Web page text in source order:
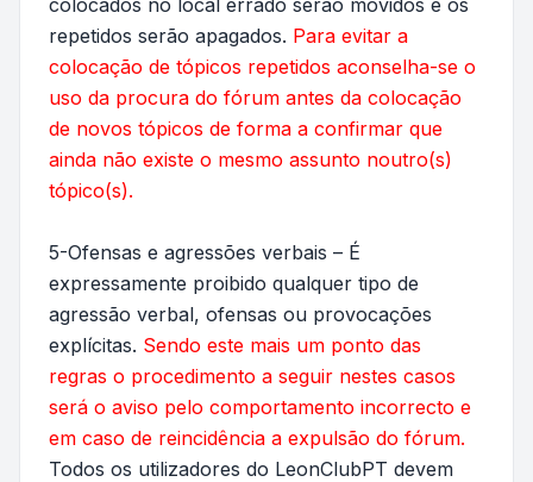
colocados no local errado serão movidos e os
repetidos serão apagados. Para evitar a
colocação de tópicos repetidos aconselha-se o
uso da procura do fórum antes da colocação
de novos tópicos de forma a confirmar que
ainda não existe o mesmo assunto noutro(s)
tópico(s).
5-Ofensas e agressões verbais – É
expressamente proibido qualquer tipo de
agressão verbal, ofensas ou provocações
explícitas. Sendo este mais um ponto das
regras o procedimento a seguir nestes casos
será o aviso pelo comportamento incorrecto e
em caso de reincidência a expulsão do fórum.
Todos os utilizadores do LeonClubPT devem